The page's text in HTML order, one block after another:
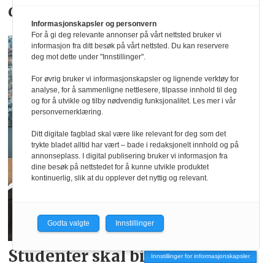
drakter
Studenter skal bidra iNorsirks
Innstillinger for informasjonskapsler
Informasjonskapsler og personvern
For å gi deg relevante annonser på vårt nettsted bruker vi
informasjon fra ditt besøk på vårt nettsted. Du kan reservere
deg mot dette under "Innstillinger".
For øvrig bruker vi informasjonskapsler og lignende verktøy for
analyse, for å sammenligne nettlesere, tilpasse innhold til deg
og for å utvikle og tilby nødvendig funksjonalitet. Les mer i vår
personvernerklæring.
Ditt digitale fagblad skal være like relevant for deg som det
trykte bladet alltid har vært – bade i redaksjonelt innhold og på
annonseplass. I digital publisering bruker vi informasjon fra
dine besøk på nettstedet for å kunne utvikle produktet
kontinuerlig, slik at du opplever det nyttig og relevant.
Godta valgte Innstillinger